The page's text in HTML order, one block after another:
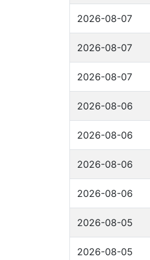
2026-08-07
2026-08-07
2026-08-07
2026-08-06
2026-08-06
2026-08-06
2026-08-06
2026-08-05
2026-08-05